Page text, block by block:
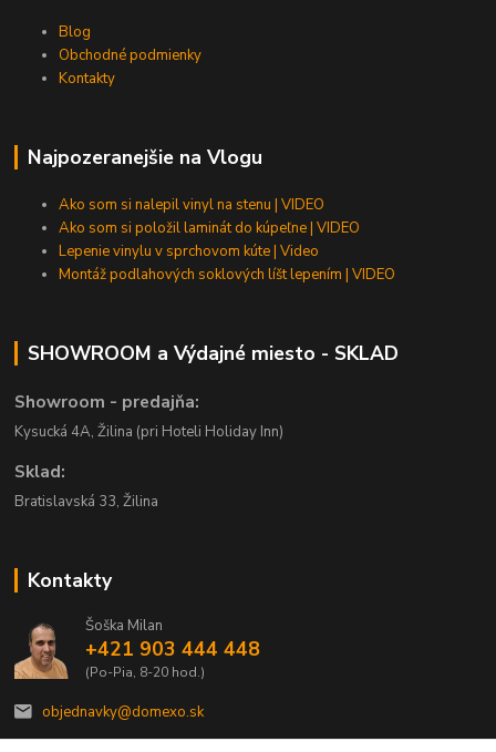
Blog
Obchodné podmienky
Kontakty
Najpozeranejšie na Vlogu
Ako som si nalepil vinyl na stenu | VIDEO
Ako som si položil laminát do kúpeľne | VIDEO
Lepenie vinylu v sprchovom kúte | Video
Montáž podlahových soklových líšt lepením | VIDEO
SHOWROOM a Výdajné miesto - SKLAD
Showroom - predajňa:
Kysucká 4A, Žilina (pri Hoteli Holiday Inn)
Sklad:
Bratislavská 33, Žilina
Kontakty
Šoška Milan
+421 903 444 448
(Po-Pia, 8-20 hod.)
objednavky@domexo.sk